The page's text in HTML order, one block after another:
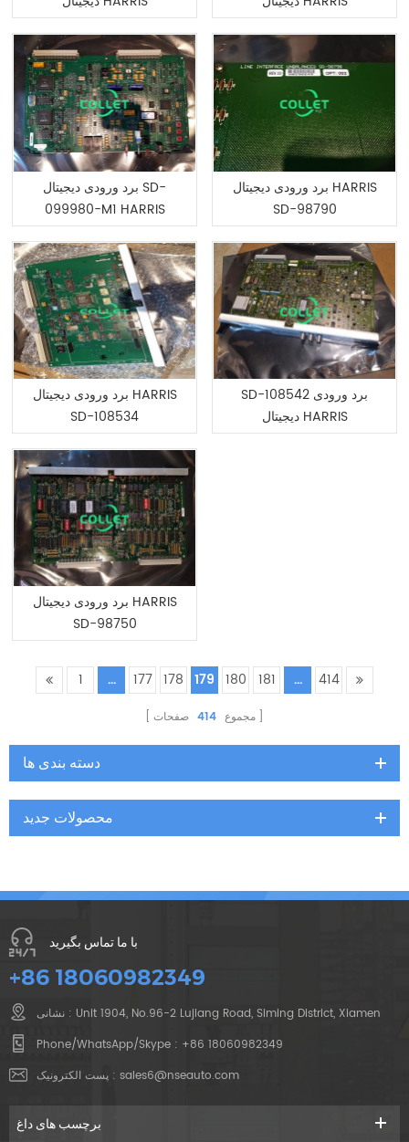
برد ورودی دیجیتال SD-
099980-M1 HARRIS
برد ورودی دیجیتال HARRIS
SD-98790
برد ورودی دیجیتال HARRIS
SD-108534
SD-108542 برد ورودی
دیجیتال HARRIS
برد ورودی دیجیتال HARRIS
SD-98750
1 ... 177 178 179 180 181 ... 414
مجموع 414 صفحات
دسته بندی ها
محصولات جدید
با ما تماس بگیرید
+86 18060982349
نشانی : Unit 1904, No.96-2 Lujiang Road, Siming District, Xiamen
Phone/WhatsApp/Skype : +86 18060982349
پست الکترونیک : sales6@nseauto.com
برچسب های داغ